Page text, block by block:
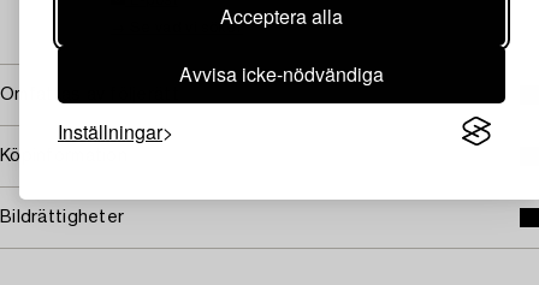
Acceptera alla
Avvisa icke-nödvändiga
Inställningar
→ Se vad vi söker
Omfattas av följerätt
Köpinformation
Bildrättigheter